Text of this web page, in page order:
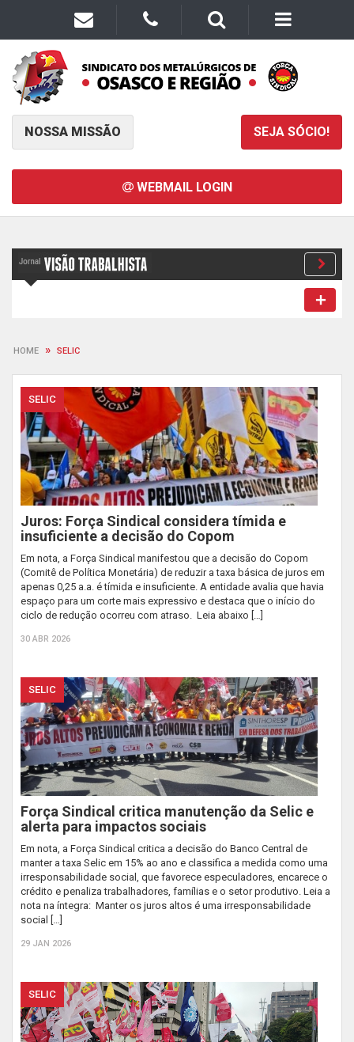
NOSSA MISSÃO SEJA SÓCIO!
WEBMAIL LOGIN
HOME » SELIC
SELIC
Juros: Força Sindical considera tímida e
insuficiente a decisão do Copom
Em nota, a Força Sindical manifestou que a decisão do Copom
(Comitê de Política Monetária) de reduzir a taxa básica de juros em
apenas 0,25 a.a. é tímida e insuficiente. A entidade avalia que havia
espaço para um corte mais expressivo e destaca que o início do
ciclo de redução ocorreu com atraso. Leia abaixo […]
30 ABR 2026
SELIC
Força Sindical critica manutenção da Selic e
alerta para impactos sociais
Em nota, a Força Sindical critica a decisão do Banco Central de
manter a taxa Selic em 15% ao ano e classifica a medida como uma
irresponsabilidade social, que favorece especuladores, encarece o
crédito e penaliza trabalhadores, famílias e o setor produtivo. Leia a
nota na íntegra: Manter os juros altos é uma irresponsabilidade
social […]
29 JAN 2026
SELIC